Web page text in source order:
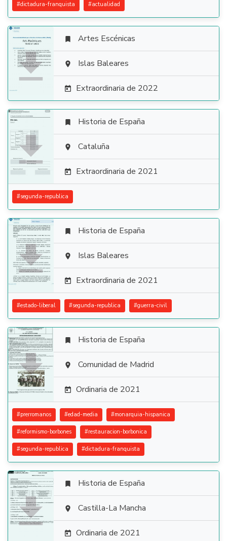
#dictadura-franquista #actualidad

 Artes Escénicas
 Islas Baleares
 Extraordinaria de 2022

 Historia de España
 Cataluña
 Extraordinaria de 2021
#segunda-republica

 Historia de España
 Islas Baleares
 Extraordinaria de 2021
#estado-liberal #segunda-republica #guerra-civil

 Historia de España
 Comunidad de Madrid
 Ordinaria de 2021
#prerromanos #edad-media #monarquia-hispanica
#reformismo-borbones #restauracion-borbonica
#segunda-republica #dictadura-franquista

 Historia de España
 Castilla-La Mancha
 Ordinaria de 2021